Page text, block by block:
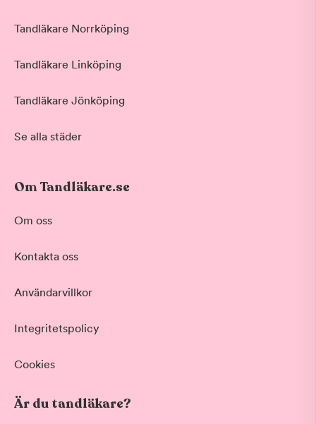
Tandläkare Norrköping
Tandläkare Linköping
Tandläkare Jönköping
Se alla städer
Om Tandläkare.se
Om oss
Kontakta oss
Användarvillkor
Integritetspolicy
Cookies
Är du tandläkare?